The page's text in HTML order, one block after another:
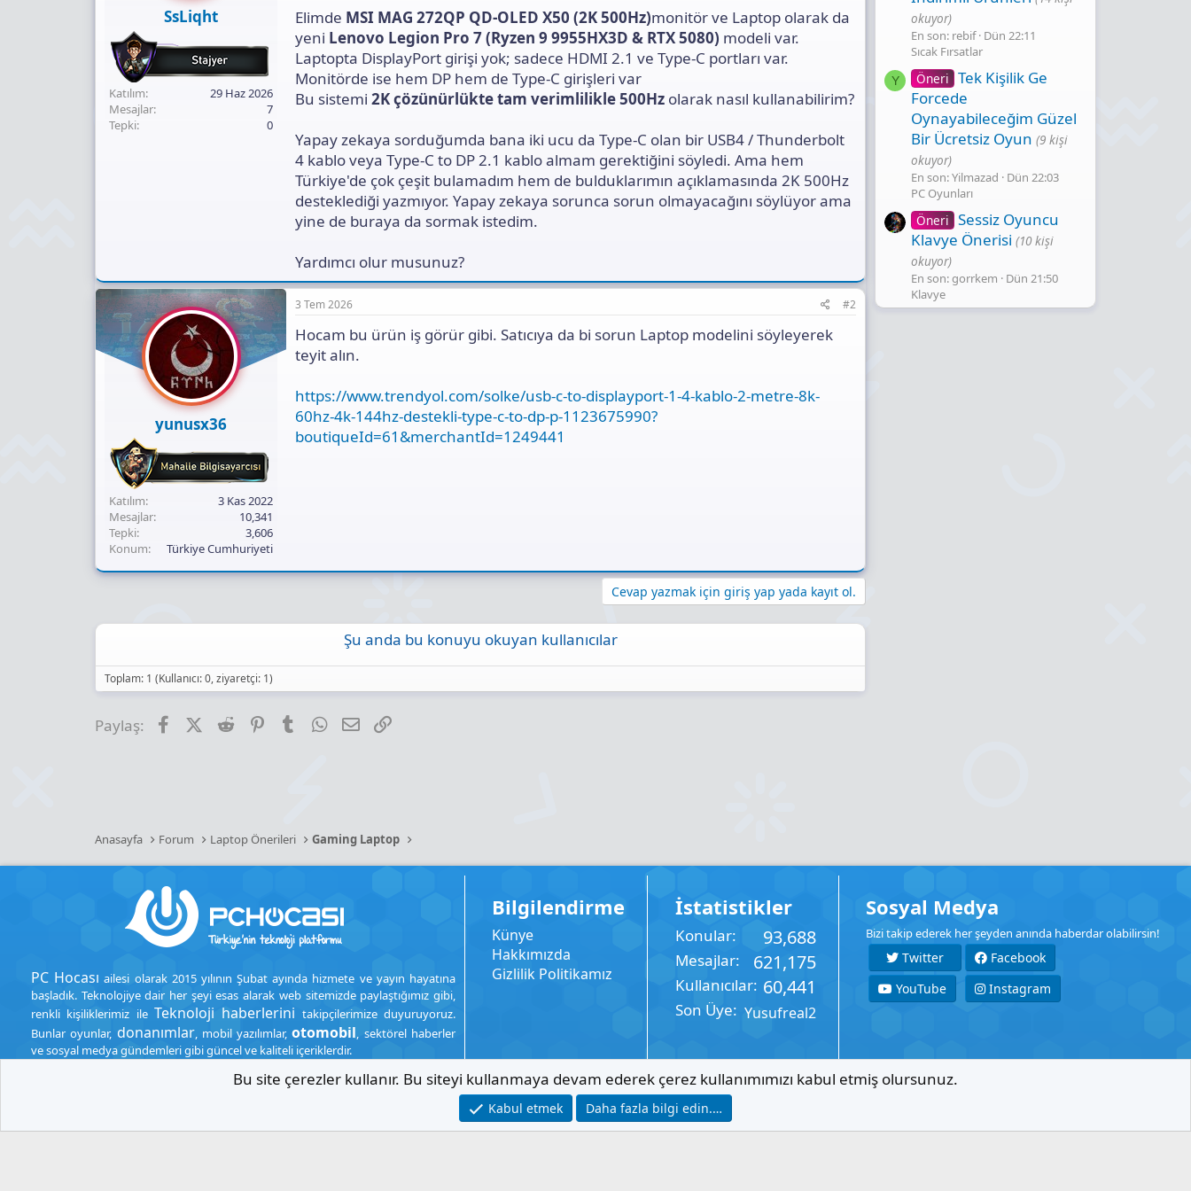
SsLiqht
Katılım
29 Haz 2026
Mesajlar
7
Tepki
0
Elimde MSI MAG 272QP QD-OLED X50 (2K 500Hz)monitör ve Laptop olarak da
yeni Lenovo Legion Pro 7 (Ryzen 9 9955HX3D & RTX 5080) modeli var.
Laptopta DisplayPort girişi yok; sadece HDMI 2.1 ve Type-C portları var.
Monitörde ise hem DP hem de Type-C girişleri var
Bu sistemi 2K çözünürlükte tam verimlilikle 500Hz olarak nasıl kullanabilirim?
Yapay zekaya sorduğumda bana iki ucu da Type-C olan bir USB4 / Thunderbolt
4 kablo veya Type-C to DP 2.1 kablo almam gerektiğini söyledi. Ama hem
Türkiye'de çok çeşit bulamadım hem de bulduklarımın açıklamasında 2K 500Hz
desteklediği yazmıyor. Yapay zekaya sorunca sorun olmayacağını söylüyor ama
yine de buraya da sormak istedim.
Yardımcı olur musunuz?
yunusx36
Katılım
3 Kas 2022
Mesajlar
10,341
Tepki
3,606
Konum
Türkiye Cumhuriyeti
3 Tem 2026 #2
Hocam bu ürün iş görür gibi. Satıcıya da bi sorun Laptop modelini söyleyerek
teyit alın.
https://www.trendyol.com/solke/usb-c-to-displayport-1-4-kablo-2-metre-8k-
60hz-4k-144hz-destekli-type-c-to-dp-p-1123675990?
boutiqueId=61&merchantId=1249441
Cevap yazmak için giriş yap yada kayıt ol.
Şu anda bu konuyu okuyan kullanıcılar
Toplam: 1 (Kullanıcı: 0, ziyaretçi: 1)
Paylaş: FacebookX (Twitter)
Reddit PinterestTumblrWhatsApp
E-posta
okuyor)
En son: rebif Dün 22:11
Sıcak Fırsatlar
Y Öneri Tek Kişilik Ge
Forcede
Oynayabileceğim Güzel
Bir Ücretsiz Oyun (9 kişi
okuyor)
En son: Yilmazad
Dün 22:03
PC Oyunları
Öneri Sessiz Oyuncu
Klavye Önerisi (10 kişi
okuyor)
En son: gorrkem
Dün 21:50
Klavye
Anasayfa Forum Laptop Önerileri Gaming Laptop
PC Hocası ailesi olarak 2015 yılının Şubat ayında hizmete ve yayın hayatına
başladık. Teknolojiye dair her şeyi esas alarak web sitemizde paylaştığımız gibi,
renkli kişiliklerimiz ile Teknoloji haberlerini takipçilerimize duyuruyoruz.
Bunlar oyunlar, donanımlar, mobil yazılımlar,otomobil, sektörel haberler
ve sosyal medya gündemleri gibi güncel ve kaliteli içeriklerdir.
Bilgilendirme
Künye
Hakkımızda
Gizlilik Politikamız
İstatistikler
Konular 93,688
Mesajlar 621,175
Kullanıcılar 60,441
Son Üye Yusufreal2
Sosyal Medya
Bizi takip ederek her şeyden anında haberdar olabilirsin!
Twitter
Facebook
YouTube
Instagram
Bu site çerezler kullanır. Bu siteyi kullanmaya devam ederek çerez kullanımımızı kabul etmiş olursunuz.
Kabul etmek Daha fazla bilgi edin.…